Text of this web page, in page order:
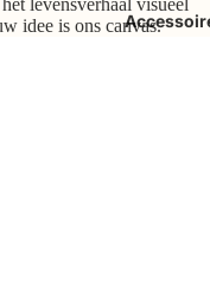
idee is ons canvas.